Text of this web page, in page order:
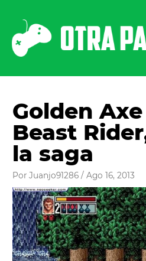
contenido
Golden
Beast
la saga
PorJuanjo91286/Ago 16, 2013